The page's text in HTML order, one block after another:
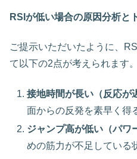
RSIが低い場合の原因分析と
ご提示いただいたように、
て以下の2点が考えられます。
接地時間が長い（反応が
面からの反発を素早く得
ジャンプ高が低い（パワ
めの筋力が不足している